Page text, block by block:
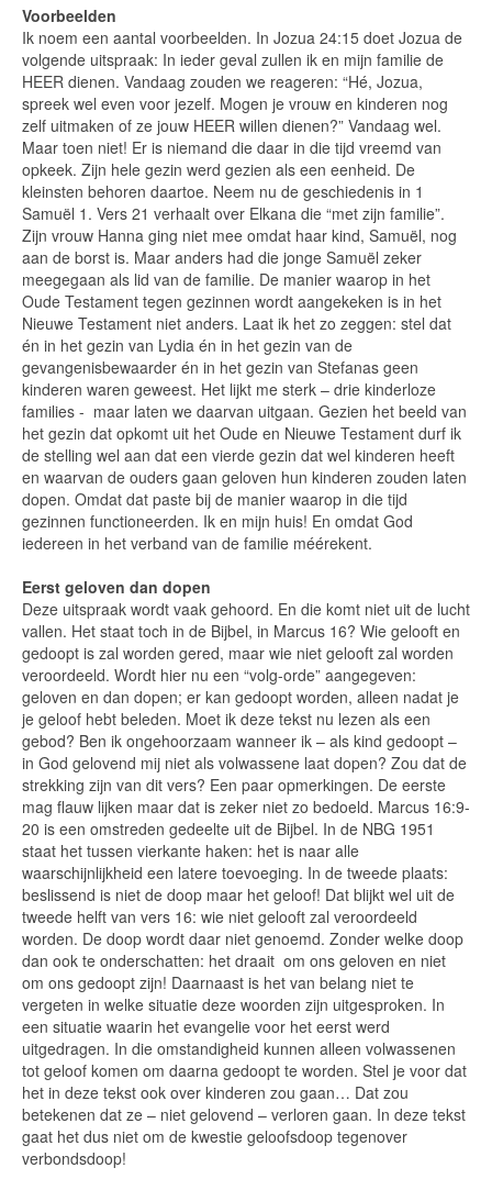
Voorbeelden
Ik noem een aantal voorbeelden. In Jozua 24:15 doet Jozua de
volgende uitspraak: In ieder geval zullen ik en mijn familie de
HEER dienen. Vandaag zouden we reageren: “Hé, Jozua,
spreek wel even voor jezelf. Mogen je vrouw en kinderen nog
zelf uitmaken of ze jouw HEER willen dienen?” Vandaag wel.
Maar toen niet! Er is niemand die daar in die tijd vreemd van
opkeek. Zijn hele gezin werd gezien als een eenheid. De
kleinsten behoren daartoe. Neem nu de geschiedenis in 1
Samuël 1. Vers 21 verhaalt over Elkana die “met zijn familie”.
Zijn vrouw Hanna ging niet mee omdat haar kind, Samuël, nog
aan de borst is. Maar anders had die jonge Samuël zeker
meegegaan als lid van de familie. De manier waarop in het
Oude Testament tegen gezinnen wordt aangekeken is in het
Nieuwe Testament niet anders. Laat ik het zo zeggen: stel dat
én in het gezin van Lydia én in het gezin van de
gevangenisbewaarder én in het gezin van Stefanas geen
kinderen waren geweest. Het lijkt me sterk – drie kinderloze
families - maar laten we daarvan uitgaan. Gezien het beeld van
het gezin dat opkomt uit het Oude en Nieuwe Testament durf ik
de stelling wel aan dat een vierde gezin dat wel kinderen heeft
en waarvan de ouders gaan geloven hun kinderen zouden laten
dopen. Omdat dat paste bij de manier waarop in die tijd
gezinnen functioneerden. Ik en mijn huis! En omdat God
iedereen in het verband van de familie méérekent.
Eerst geloven dan dopen
Deze uitspraak wordt vaak gehoord. En die komt niet uit de lucht
vallen. Het staat toch in de Bijbel, in Marcus 16? Wie gelooft en
gedoopt is zal worden gered, maar wie niet gelooft zal worden
veroordeeld. Wordt hier nu een “volg-orde” aangegeven:
geloven en dan dopen; er kan gedoopt worden, alleen nadat je
je geloof hebt beleden. Moet ik deze tekst nu lezen als een
gebod? Ben ik ongehoorzaam wanneer ik – als kind gedoopt –
in God gelovend mij niet als volwassene laat dopen? Zou dat de
strekking zijn van dit vers? Een paar opmerkingen. De eerste
mag flauw lijken maar dat is zeker niet zo bedoeld. Marcus 16:9-
20 is een omstreden gedeelte uit de Bijbel. In de NBG 1951
staat het tussen vierkante haken: het is naar alle
waarschijnlijkheid een latere toevoeging. In de tweede plaats:
beslissend is niet de doop maar het geloof! Dat blijkt wel uit de
tweede helft van vers 16: wie niet gelooft zal veroordeeld
worden. De doop wordt daar niet genoemd. Zonder welke doop
dan ook te onderschatten: het draait om ons geloven en niet
om ons gedoopt zijn! Daarnaast is het van belang niet te
vergeten in welke situatie deze woorden zijn uitgesproken. In
een situatie waarin het evangelie voor het eerst werd
uitgedragen. In die omstandigheid kunnen alleen volwassenen
tot geloof komen om daarna gedoopt te worden. Stel je voor dat
het in deze tekst ook over kinderen zou gaan… Dat zou
betekenen dat ze – niet gelovend – verloren gaan. In deze tekst
gaat het dus niet om de kwestie geloofsdoop tegenover
verbondsdoop!